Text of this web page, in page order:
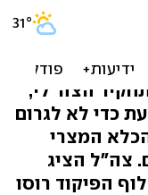
הצה"לי,
כדי לא לגרום
המצרי
צה"ל הציג
הפיקוד רוסו